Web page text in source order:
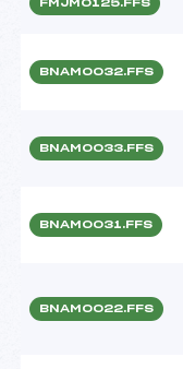
FMJM0125.FFS
BNAM0032.FFS
BNAM0033.FFS
BNAM0031.FFS
BNAM0022.FFS